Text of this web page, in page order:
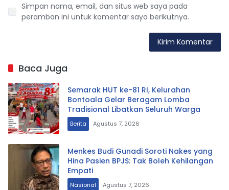
Simpan nama, email, dan situs web saya pada
peramban ini untuk komentar saya berikutnya.
Baca Juga
Semarak HUT ke-81 RI, Kelurahan
Bontoala Gelar Beragam Lomba
Tradisional Libatkan Seluruh Warga
Berita Agustus 7, 2026
Menkes Budi Gunadi Soroti Nakes yang
Hina Pasien BPJS: Tak Boleh Kehilangan
Empati
Nasional Agustus 7, 2026